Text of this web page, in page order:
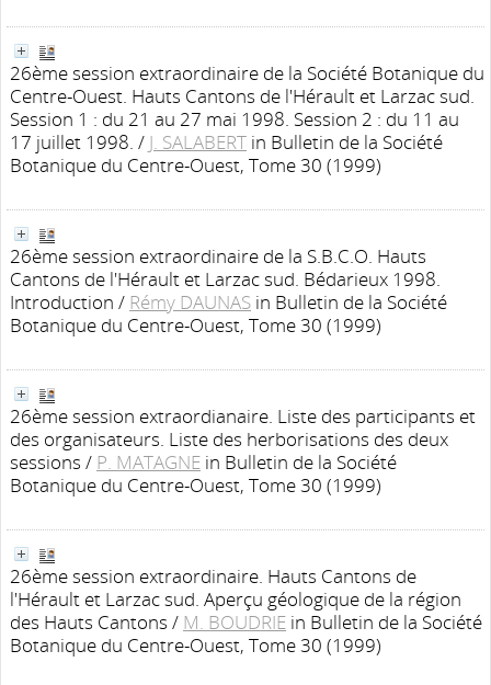
26ème session extraordinaire de la Société Botanique du
Centre-Ouest. Hauts Cantons de l'Hérault et Larzac sud.
Session 1 : du 21 au 27 mai 1998. Session 2 : du 11 au
17 juillet 1998. / J. SALABERT in Bulletin de la Société
Botanique du Centre-Ouest, Tome 30 (1999)
26ème session extraordinaire de la S.B.C.O. Hauts
Cantons de l'Hérault et Larzac sud. Bédarieux 1998.
Introduction / Rémy DAUNAS in Bulletin de la Société
Botanique du Centre-Ouest, Tome 30 (1999)
26ème session extraordianaire. Liste des participants et
des organisateurs. Liste des herborisations des deux
sessions / P. MATAGNE in Bulletin de la Société
Botanique du Centre-Ouest, Tome 30 (1999)
26ème session extraordinaire. Hauts Cantons de
l'Hérault et Larzac sud. Aperçu géologique de la région
des Hauts Cantons / M. BOUDRIE in Bulletin de la Société
Botanique du Centre-Ouest, Tome 30 (1999)